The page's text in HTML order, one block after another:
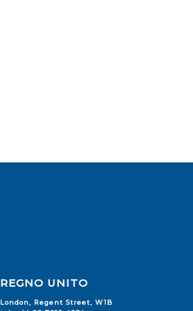
REGNO UNITO
London, Regent Street, W1B